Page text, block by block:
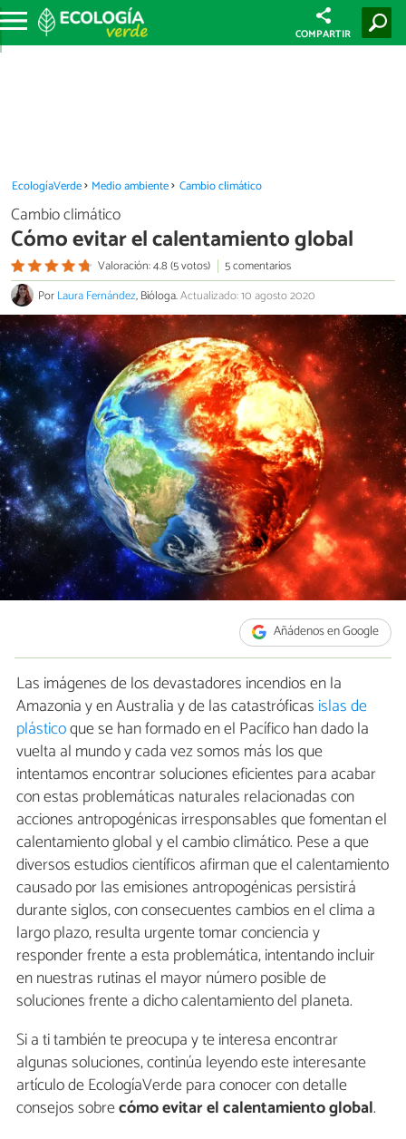
COMPARTIR
EcologíaVerde Medio ambiente Cambio climático
Cambio climático
Cómo evitar el calentamiento global
Valoración: 4.8 (5 votos)
5 comentarios
PorLaura Fernández, Bióloga.Actualizado: 10 agosto 2020
Añádenos en Google
Las imágenes de los devastadores incendios en la
Amazonia y en Australia y de las catastróficas islas de
plásticoque se han formado en el Pacífico han dado la
vuelta al mundo y cada vez somos más los que
intentamos encontrar soluciones eficientes para acabar
con estas problemáticas naturales relacionadas con
acciones antropogénicas irresponsables que fomentan el
calentamiento global y el cambio climático. Pese a que
diversos estudios científicos afirman que el calentamiento
causado por las emisiones antropogénicas persistirá
durante siglos, con consecuentes cambios en el clima a
largo plazo, resulta urgente tomar conciencia y
responder frente a esta problemática, intentando incluir
en nuestras rutinas el mayor número posible de
soluciones frente a dicho calentamiento del planeta.
Si a ti también te preocupa y te interesa encontrar
algunas soluciones, continúa leyendo este interesante
artículo de EcologíaVerde para conocer con detalle
consejos sobrecómo evitar el calentamiento global.